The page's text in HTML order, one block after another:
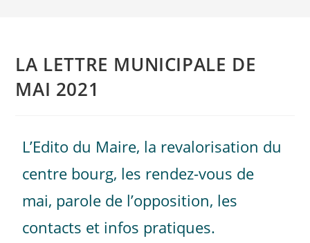
LA LETTRE MUNICIPALE DE
MAI 2021
L’Edito du Maire, la revalorisation du
centre bourg, les rendez-vous de
mai, parole de l’opposition, les
contacts et infos pratiques.